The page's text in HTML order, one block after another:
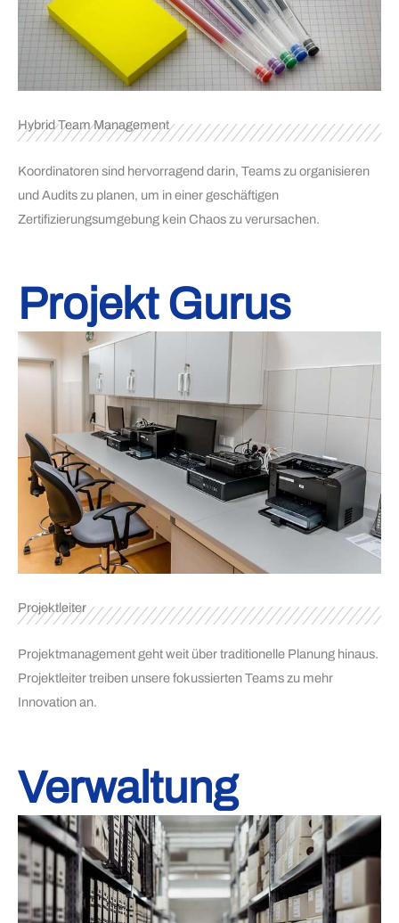
Hybrid Team Management
Koordinatoren sind hervorragend darin, Teams zu organisieren
und Audits zu planen, um in einer geschäftigen
Zertifizierungsumgebung kein Chaos zu verursachen.
Projekt Gurus
Projektleiter
Projektmanagement geht weit über traditionelle Planung hinaus.
Projektleiter treiben unsere fokussierten Teams zu mehr
Innovation an.
Verwaltung